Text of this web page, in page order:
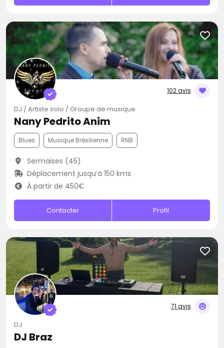
102 avis
DJ / Artiste solo / Groupe de musique
Nany Pedrito Anim
Blues Musique Brésilienne RNB
Sermaises (45)
Déplacement jusqu’à 150 kms
À partir de 450€
Contacter Profil
71 avis
DJ
DJ Braz